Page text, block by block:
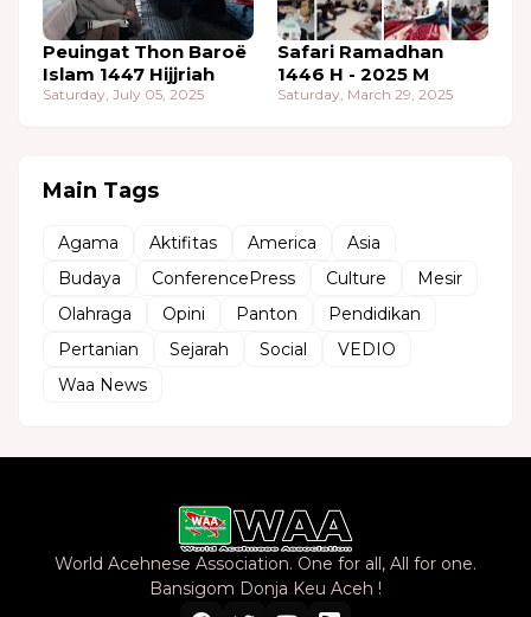
Peuingat Thon Baroë
Islam 1447 Hijjriah
Saturday, July 05, 2025
Safari Ramadhan
1446 H - 2025 M
Saturday, March 29, 2025
Main Tags
Agama Aktifitas America
Asia
Budaya
ConferencePress Culture
Mesir
Olahraga
Opini Panton
Pendidikan
Pertanian
Sejarah Social
VEDIO
Waa News
World Acehnese Association. One for all, All for one.
Bansigom Donja Keu Aceh !